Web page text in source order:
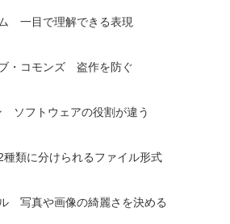
一目で理解できる表現
・コモンズ 盗作を防ぐ
ソフトウェアの役割が違う
類に分けられるファイル形式
写真や画像の綺麗さを決める